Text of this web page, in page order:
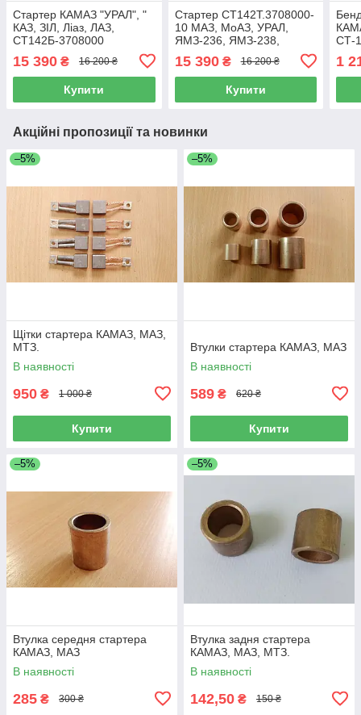
Стартер КАМАЗ "УРАЛ", "
КАЗ, ЗІЛ, Ліаз, ЛАЗ,
СТ142Б-3708000
15 390 ₴ 16 200 ₴
Купити
Стартер СТ142Т.3708000-
10 МАЗ, МоАЗ, УРАЛ,
ЯМЗ-236, ЯМЗ-238,
15 390₴ 16 200 ₴
Купити
СТ-
1
Акційні пропозиції та новинки
–5%
Щітки стартера КАМАЗ, МАЗ,
МТЗ.
В наявності
950 ₴ 1 000 ₴
Купити
–5%
Втулки стартера КАМАЗ, МАЗ
В наявності
589 ₴ 620 ₴
Купити
–5%
Втулка середня стартера
КАМАЗ, МАЗ
В наявності
285 ₴ 300 ₴
–5%
Втулка задня стартера
КАМАЗ, МАЗ, МТЗ.
В наявності
142,50 ₴ 150 ₴